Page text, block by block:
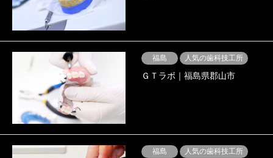
福島 人気の歯科技工所
ＧＴラボ｜福島県郡山市
福島 人気の歯科技工所